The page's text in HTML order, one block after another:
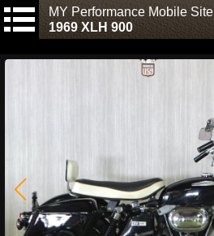
MY Performance Mobile Site
1969 XLH 900